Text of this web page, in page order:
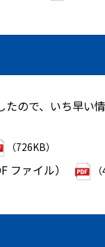
ので、いち早
（726KB）
ファイル）